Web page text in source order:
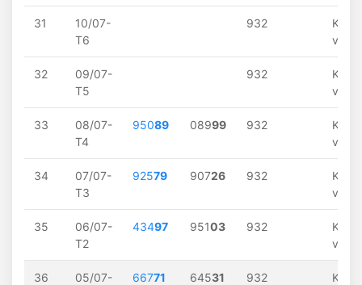
31
10/07-
T6
932
về
32
09/07-
T5
932
về
33
08/07-
T4
95089 08999 932
về
34
07/07-
T3
92579 90726 932
về
35
06/07-
T2
43497 95103 932
về
36
05/07-
66771 64531 932